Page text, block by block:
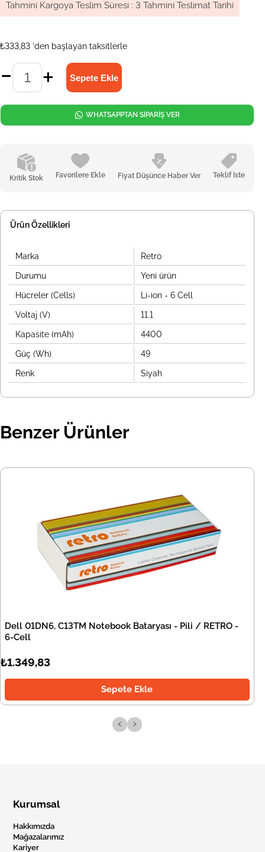
Tahmini Kargoya Teslim Süresi : 3 Tahmini Teslimat Tarihi
₺333,83 'den başlayan taksitlerle
Kritik Stok Favorilere Ekle Fiyat Düşünce Haber Ver Teklif İste
WHATSAPPTAN SİPARİŞ VER
Ürün Özellikleri
Marka Retro
Durumu Yeni ürün
Hücreler (Cells) Li-ion - 6 Cell
Voltaj (V) 11.1
Kapasite (mAh) 4400
Güç (Wh) 49
Renk Siyah
Benzer Ürünler
Dell 01DN6, C13TM Notebook Bataryası - Pili / RETRO -
6-Cell
₺1.349,83
Sepete Ekle
‹ ›
Kurumsal
Hakkımızda
Mağazalarımız
Kariyer